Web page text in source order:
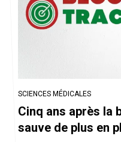
SCIENCES MÉDICALES
Cinq ans après la
sauve de plus en